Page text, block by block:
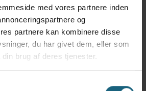
med vores partnere inden
og
partnere kan kombinere disse
du har givet dem, eller som
brug af deres tjenester.